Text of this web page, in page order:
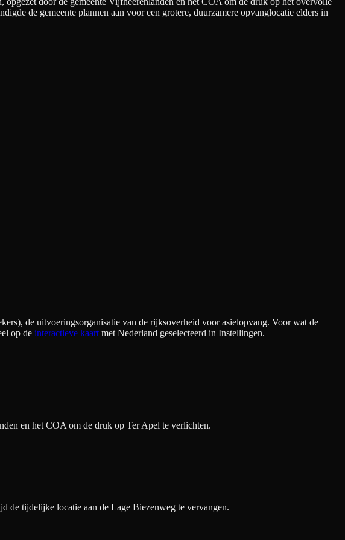
de gemeente plannen aan voor een grotere, duurzamere opvanglocatie elders in
de uitvoeringsorganisatie van de rijksoverheid voor asielopvang. Voor wat de
op de interactieve kaart met Nederland geselecteerd in Instellingen.
en het COA om de druk op Ter Apel te verlichten.
de tijdelijke locatie aan de Lage Biezenweg te vervangen.